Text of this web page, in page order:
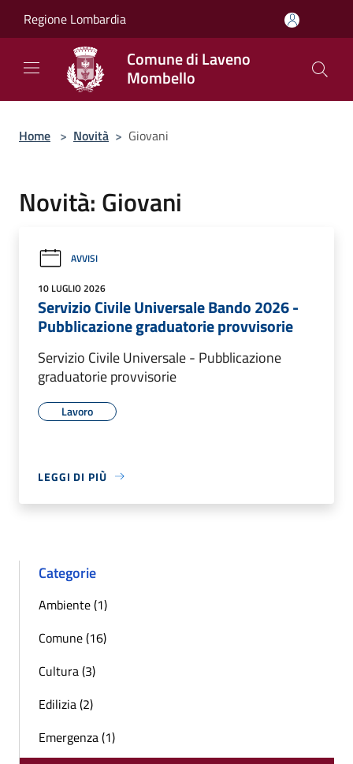
Regione Lombardia
Comune di Laveno
Mombello
Home > Novità > Giovani
Novità: Giovani
AVVISI
10 LUGLIO 2026
Servizio Civile Universale Bando 2026 -
Pubblicazione graduatorie provvisorie
Servizio Civile Universale - Pubblicazione
graduatorie provvisorie
Lavoro
LEGGI DI PIÙ
Categorie
Ambiente (1)
Comune (16)
Cultura (3)
Edilizia (2)
Emergenza (1)